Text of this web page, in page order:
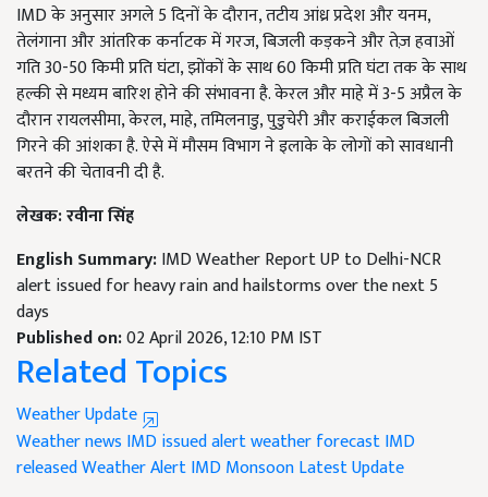
IMD के अनुसार अगले 5 दिनों के दौरान, तटीय आंध्र प्रदेश और यनम,
तेलंगाना और आंतरिक कर्नाटक में गरज, बिजली कड़कने और तेज़ हवाओं
गति 30-50 किमी प्रति घंटा, झोंकों के साथ 60 किमी प्रति घंटा तक के साथ
हल्की से मध्यम बारिश होने की संभावना है. केरल और माहे में 3-5 अप्रैल के
दौरान रायलसीमा, केरल, माहे, तमिलनाडु, पुडुचेरी और कराईकल बिजली
गिरने की आंशका है. ऐसे में मौसम विभाग ने इलाके के लोगों को सावधानी
बरतने की चेतावनी दी है.
लेखक: रवीना सिंह
English Summary:IMD Weather Report UP to Delhi-NCR
alert issued for heavy rain and hailstorms over the next 5
days
Published on:02 April 2026, 12:10 PM IST
Related Topics
Weather Update
Weather news IMD issued alertweather forecastIMD
released Weather AlertIMD Monsoon Latest Update